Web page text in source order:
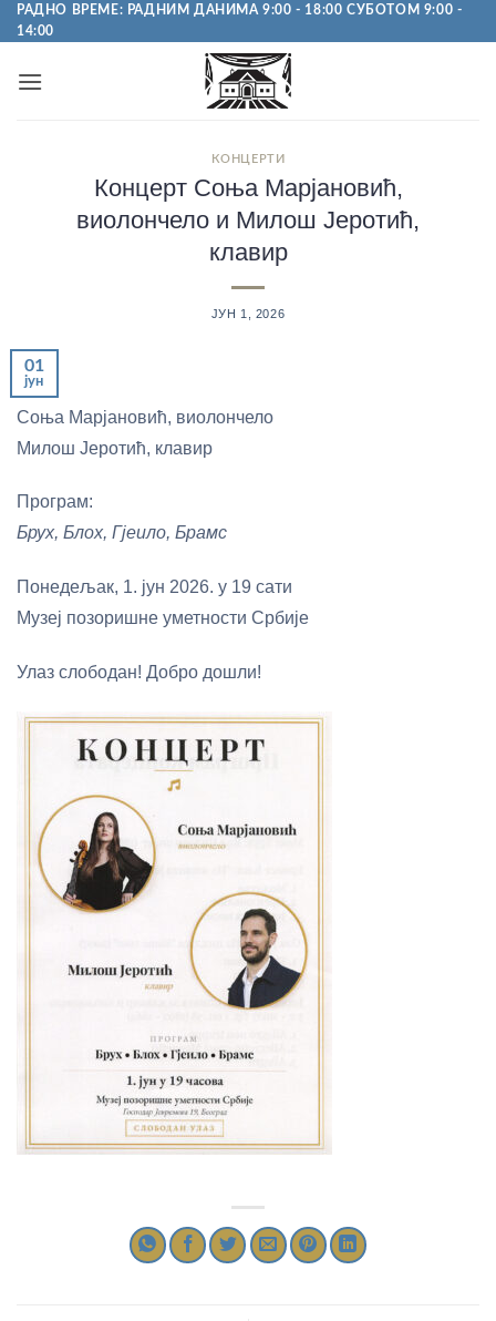
Пређи
на
РАДНО ВРЕМЕ: РАДНИМ ДАНИМА 9:00 - 18:00 СУБОТОМ 9:00 -
14:00
КОНЦЕРТИ
Концерт Соња Марјановић,
виолончело и Милош Јеротић,
клавир
ЈУН 1, 2026
01
јун
Соња Марјановић, виолончело
Милош Јеротић, клавир
Програм:
Брух, Блох, Гјеило, Брамс
Понедељак, 1. јун 2026. у 19 сати
Музеј позоришне уметности Србије
Улаз слободан! Добро дошли!